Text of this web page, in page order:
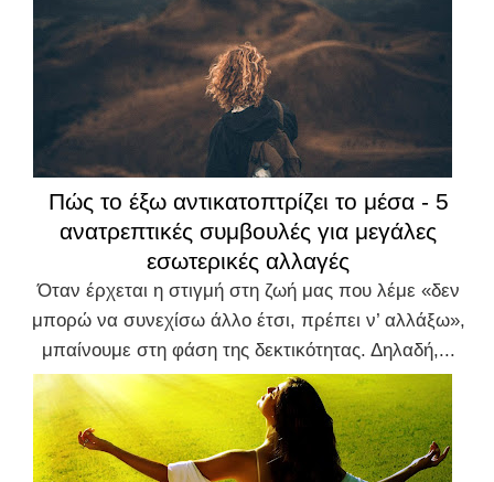
Πώς το έξω αντικατοπτρίζει το μέσα - 5
ανατρεπτικές συμβουλές για μεγάλες
εσωτερικές αλλαγές
Όταν έρχεται η στιγμή στη ζωή μας που λέμε «δεν
μπορώ να συνεχίσω άλλο έτσι, πρέπει ν’ αλλάξω»,
μπαίνουμε στη φάση της δεκτικότητας. Δηλαδή,...